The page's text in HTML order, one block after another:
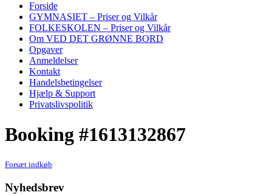
Forside
GYMNASIET – Priser og Vilkår
FOLKESKOLEN – Priser og Vilkår
Om VED DET GRØNNE BORD
Opgaver
Anmeldelser
Kontakt
Handelsbetingelser
Hjælp & Support
Privatslivspolitik
Booking #1613132867
Forsæt indkøb
Nyhedsbrev